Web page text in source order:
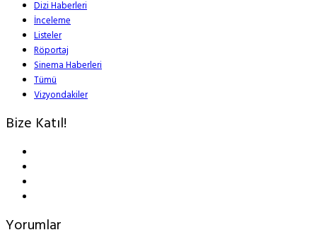
Dizi Haberleri
İnceleme
Listeler
Röportaj
Sinema Haberleri
Tümü
Vizyondakiler
Bize Katıl!
Yorumlar